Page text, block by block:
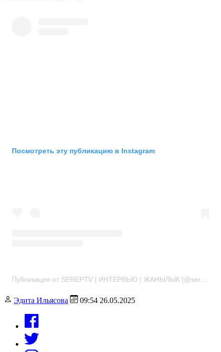
Посмотреть эту публикацию в Instagram
Публикация от SEREPTV | ИНТЕРВЬЮ | ЖАНЫЛЫК (@sereptv)
Эдита Ильясова 09:54 26.05.2025